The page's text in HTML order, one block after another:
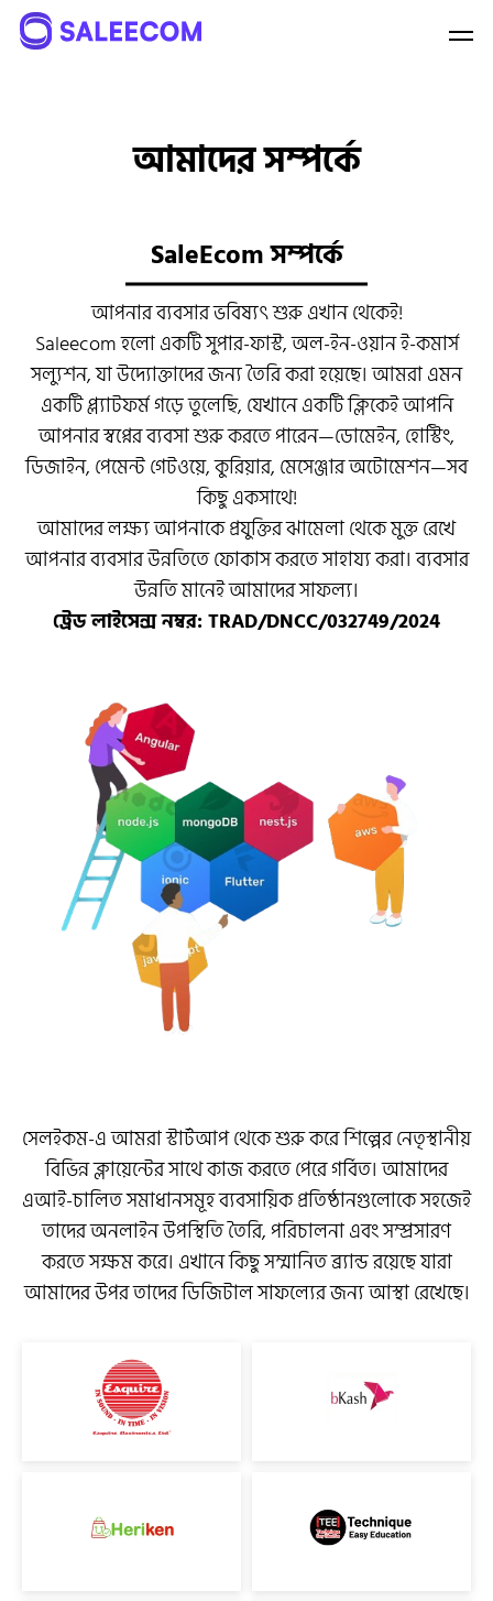
আমাদের সম্পর্কে
SaleEcom সম্পর্কে
আপনার ব্যবসার ভবিষ্যৎ শুরু এখান থেকেই!
Saleecom হলো একটি সুপার-ফাস্ট, অল-ইন-ওয়ান ই-কমার্স
সল্যুশন, যা উদ্যোক্তাদের জন্য তৈরি করা হয়েছে। আমরা এমন
একটি প্ল্যাটফর্ম গড়ে তুলেছি, যেখানে একটি ক্লিকেই আপনি
আপনার স্বপ্নের ব্যবসা শুরু করতে পারেন—ডোমেইন, হোস্টিং,
ডিজাইন, পেমেন্ট গেটওয়ে, কুরিয়ার, মেসেঞ্জার অটোমেশন—সব
কিছু একসাথে!
আমাদের লক্ষ্য আপনাকে প্রযুক্তির ঝামেলা থেকে মুক্ত রেখে
আপনার ব্যবসার উন্নতিতে ফোকাস করতে সাহায্য করা। ব্যবসার
উন্নতি মানেই আমাদের সাফল্য।
ট্রেড লাইসেন্স নম্বর: TRAD/DNCC/032749/2024
সেলইকম-এ আমরা স্টার্টআপ থেকে শুরু করে শিল্পের নেতৃস্থানীয়
বিভিন্ন ক্লায়েন্টের সাথে কাজ করতে পেরে গর্বিত। আমাদের
এআই-চালিত সমাধানসমূহ ব্যবসায়িক প্রতিষ্ঠানগুলোকে সহজেই
তাদের অনলাইন উপস্থিতি তৈরি, পরিচালনা এবং সম্প্রসারণ
করতে সক্ষম করে। এখানে কিছু সম্মানিত ব্র্যান্ড রয়েছে যারা
আমাদের উপর তাদের ডিজিটাল সাফল্যের জন্য আস্থা রেখেছে।
সাথে চ্যাটে যুক্ত হবে।
আপনার নাম
ফোন নম্বর
চ্যাট শুরু করুন